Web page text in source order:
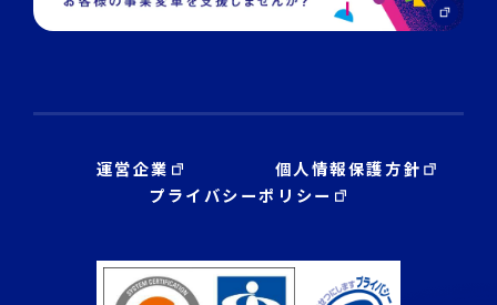
運営企業
個人情報保護方針
プライバシーポリシー